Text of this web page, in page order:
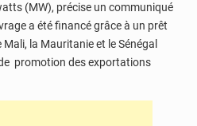
(MW), précise un communiqué
a été financé grâce à un prêt
la Mauritanie et le Sénégal
promotion des exportations